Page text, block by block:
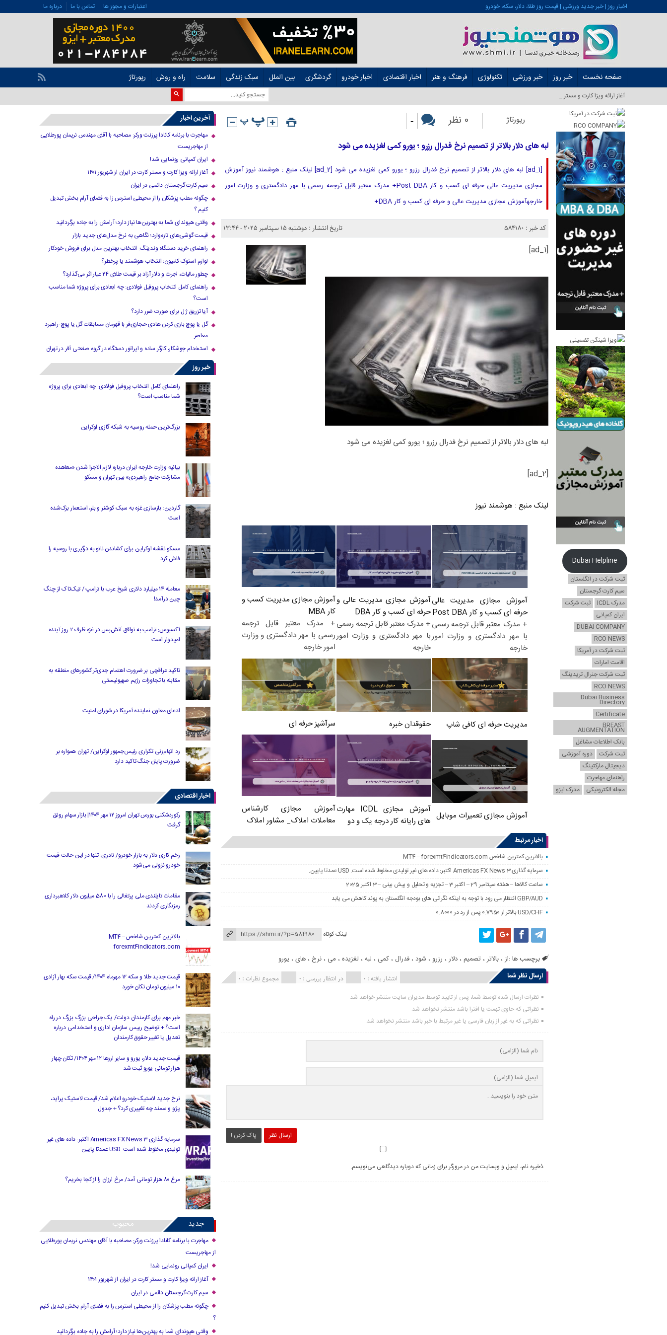
اخبار روز | خبر جدید ورزشی | قیمت روز طلا، دلار، سکه، خودرو اعتبارات و مجوز ها تماس با ما درباره ما
صفحه نخست خبر روز خبر ورزشی تکنولوژی فرهنگ و هنر اخبار اقتصادی اخبار خودرو گردشگری بین الملل سبک زندگی سلامت راه و روش رپورتاژ
آغاز ارائه ویزا کارت و مستر کارت در ای_
رپورتاژ 0 نظر -
لبه های دلار بالاتر از تصمیم نرخ فدرال رزرو ؛ یورو کمی لغزیده می شود
[ad_1] لبه های دلار بالاتر از تصمیم نرخ فدرال رزرو ؛ یورو کمی لغزیده می شود [ad_2] لینک منبع : هوشمند نیوز آموزش
مجازی مدیریت عالی حرفه ای کسب و کار Post DBA+ مدرک معتبر قابل ترجمه رسمی با مهر دادگستری و وزارت امور
خارجهآموزش مجازی مدیریت عالی و حرفه ای کسب و کار DBA+
کد خبر : 584180 تاریخ انتشار : دوشنبه 15 سپتامبر 2025 - 13:44
[ad_1]
لبه های دلار بالاتر از تصمیم نرخ فدرال رزرو ؛ یورو کمی لغزیده می شود
[ad_2]
لینک منبع : هوشمند نیوز
آموزش مجازی مدیریت عالی
حرفه ای کسب و کار Post DBA
+ مدرک معتبر قابل ترجمه رسمی
با مهر دادگستری و وزارت امور
خارجه
آموزش مجازی مدیریت عالی و
حرفه ای کسب و کار DBA
+ مدرک معتبر قابل ترجمه رسمی
با مهر دادگستری و وزارت امور
خارجه
آموزش مجازی مدیریت کسب و
کار MBA
+ مدرک معتبر قابل ترجمه
رسمی با مهر دادگستری و وزارت
امور خارجه
مدیریت حرفه ای کافی شاپ حقوقدان خبره سرآشپز حرفه ای
آموزش مجازی تعمیرات موبایل
آموزش مجازی ICDL مهارت
های رایانه کار درجه یک و دو
آموزش مجازی کارشناس
معاملات املاک_ مشاور املاک
اخبار مرتبط
بالاترین کمترین شاخص MT4 – forexmt4indicators.com
سرمایه گذاری Americas FX News 3 اکتبر: داده های غیر تولیدی مخلوط شده است. USD عمدتا پایین.
ساعت کالاها – هفته سپتامبر 29 – اکتبر 3 – تجزیه و تحلیل و پیش بینی – 3 اکتبر 2025
GBP/AUD انتظار می رود با توجه به اینکه نگرانی های بودجه انگلستان به پوند کاهش می یابد
USD/CHF بالاتر از 0.7950 پس از رد در 0.8000
لینک کوتاه
برچسب ها :از ،بالاتر ،تصمیم ،دلار ، رزرو ، شود ،فدرال ،کمی ، لبه ، لغزیده ، می ،نرخ ،های ، یورو
ارسال نظر شما
مجموع نظرات : 0 در انتظار بررسی : 0 انتشار یافته : 0
نظرات ارسال شده توسط شما، پس از تایید توسط مدیران سایت منتشر خواهد شد.
نظراتی که حاوی تهمت یا افترا باشد منتشر نخواهد شد.
نظراتی که به غیر از زبان فارسی یا غیر مرتبط با خبر باشد منتشر نخواهد شد.
ارسال نظر پاک کردن !
ذخیره نام، ایمیل و وبسایت من در مرورگر برای زمانی که دوباره دیدگاهی می‌نویسم.
Dubai Helpline
ثبت شرکت در انگلستان
سیم کارت گرجستان
مدرک ICDL
ثبت شرکت
ایران کمپانی
DUBAI COMPANY
RCO NEWS
ثبت شرکت در آمریکا
اقامت امارات
ثبت شرکت جنرال تریدینگ
RCO NEWS
Dubai Business
Directory
Certificate
BREAST
AUGMENTATION
بانک اطلاعات مشاغل
ثبت شرکت
دوره آموزشی
دیجیتال مارکتینگ
راهنمای مهاجرت
مجله الکترونیکی
مدرک ایزو
آخرین اخبار
مهاجرت با برنامه کانادا پرزنت ورکر: مصاحبه با آقای مهندس نریمان پورطلایی
از مهاجریست
ایران کمپانی رونمایی شد!
آغاز ارائه ویزا کارت و مستر کارت در ایران از شهریور ۱۴۰۱
سیم کارت گرجستان دائمی در ایران
چگونه مطب پزشکان را از محیطی استرس زا به فضای آرام بخش تبدیل
کنیم ؟
وقتی هیوندای شما به بهترین‌ها نیاز دارد؛ آرامش را به جاده برگردانید
قیمت گوشی‌های تازه‌وارد؛ نگاهی به نرخ مدل‌های جدید بازار
راهنمای خرید دستگاه وندینگ: انتخاب بهترین مدل برای فروش خودکار
لوازم استوک کامیون؛ انتخاب هوشمند یا پرخطر؟
چطور مالیات، اجرت و دلار آزاد بر قیمت طلای ۲۴ عیار اثر می‌گذارد؟
راهنمای کامل انتخاب پروفیل فولادی: چه ابعادی برای پروژه شما مناسب
است؟
آیا تزریق ژل برای صورت ضرر دارد​؟
گل یا پوچ بازی کردن هادی حجازی‌فر با قهرمان مسابقات گل یا پوچ-راهبرد
معاصر
استخدام جوشکار، کارگر ساده و اپراتور دستگاه در گروه صنعتی آفر در تهران
خبر روز
راهنمای کامل انتخاب پروفیل فولادی: چه ابعادی برای پروژه
شما مناسب است؟
بزرگ‌ترین حمله روسیه به شبکه گازی اوکراین
بیانیه وزارت خارجه ایران درباره لازم‌ الاجرا شدن «معاهده
مشارکت جامع راهبردی» بین تهران و مسکو
گاردین: بازسازی غزه به سبک کوشنر و بلر، استعمار بزک‌شده
است
مسکو نقشه اوکراین برای کشاندن ناتو به درگیری با روسیه را
فاش کرد
معامله ۱۴ میلیارد دلاری شیخ عرب با ترامپ / تیک‌تاک از چنگ
چین درآمد!
آکسیوس: ترامپ به توافق آتش‌بس در غزه ظرف ۲ روز آینده
امیدوار است
تاکید عراقچی بر ضرورت اهتمام جدی‌تر کشورهای منطقه به
مقابله با تجاوزات رژیم صهیونیستی
ادعای معاون نماینده آمریکا در شورای امنیت
رد اتهام‌زنی تکراری رئیس‌جمهور اوکراین/ تهران همواره بر
ضرورت پایان جنگ تاکید دارد
اخبار اقتصادی
رکوردشکنی بورس تهران امروز ۱۲ مهر ۱۴۰۴| بازار سهام رونق
گرفت
زخم کاری دلار به بازار خودرو/ نادری: تنها در این حالت قیمت
خودرو نزولی می‌شود
مقامات تایلندی ملی پرتغالی را با 580 میلیون دلار کلاهبرداری
رمزنگاری کردند
بالاترین کمترین شاخص MT4 –
forexmt4indicators.com
قیمت جدید طلا و سکه ۱۲ مهرماه ۱۴۰۴/ قیمت سکه بهار آزادی
۱۰ میلیون تومان تکان خورد
خبر مهم برای کارمندان دولت/ یک جراحی بزرگ بزرگ در راه
است؟ + توضیح رییس سازمان اداری و استخدامی درباره
تعدیل یا تغییر حقوق کارمندان
قیمت جدید دلار، یورو و سایر ارزها ۱۲ مهر ۱۴۰۴/ تکان چهار
هزار تومانی یورو ثبت شد
نرخ جدید لاستیک خودرو اعلام شد/ قیمت لاستیک پراید،
پژو و سمند چه تغییری کرد؟ + جدول
سرمایه گذاری Americas FX News 3 اکتبر: داده های غیر
تولیدی مخلوط شده است. USD عمدتا پایین.
مرغ ۸۰ هزار تومانی آمد/ مرغ ارزان را از کجا بخریم؟
جدید محبوب
مهاجرت با برنامه کانادا پرزنت ورکر: مصاحبه با آقای مهندس نریمان پورطلایی
از مهاجریست
ایران کمپانی رونمایی شد!
آغاز ارائه ویزا کارت و مستر کارت در ایران از شهریور ۱۴۰۱
سیم کارت گرجستان دائمی در ایران
چگونه مطب پزشکان را از محیطی استرس زا به فضای آرام بخش تبدیل کنیم
؟
وقتی هیوندای شما به بهترین‌ها نیاز دارد؛ آرامش را به جاده برگردانید